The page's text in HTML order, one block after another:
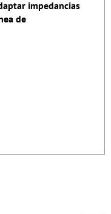
impedancias
de
de "BALanceada"
es decir
que la alimenta.